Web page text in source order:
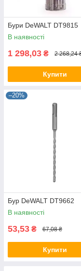
Бури DeWALT DT9815
В наявності
1 298,03 ₴ 2 268,24
Купити
–20%
Бур DeWALT DT9662
В наявності
53,53 ₴ 67,08 ₴
Купити